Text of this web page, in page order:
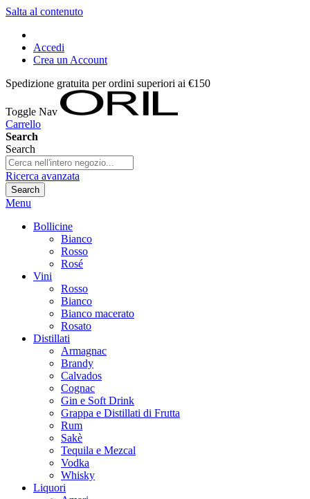
Salta al contenuto
Accedi
Crea un Account
Spedizione gratuita per ordini superiori ai €150
Toggle Nav
Carrello
Search
Search
Ricerca avanzata
Search
Menu
Bollicine
Bianco
Rosso
Rosé
Vini
Rosso
Bianco
Bianco macerato
Rosato
Distillati
Armagnac
Brandy
Calvados
Cognac
Gin e Soft Drink
Grappa e Distillati di Frutta
Rum
Sakè
Tequila e Mezcal
Vodka
Whisky
Liquori